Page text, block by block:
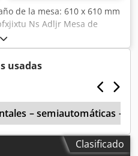
de la mesa: 610 x 610 mm
Ns Adljr Mesa de
usadas
– semiautomáticas –
Clasificado